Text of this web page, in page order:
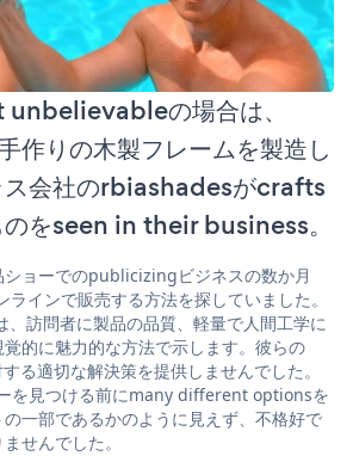
の場合は、
りの木製フレームを製造し
ス会社のrbiashadesがcrafts
をseen in their business。
ショーでのpublicizingビジネスの数か月
インで販売する方法を探していました。
訪問者に製品の品質、軽量で人間工学に
的に魅力的な方法で示します。彼らの
る適切な解決策を提供しませんでした。
を見つける前にmany different optionsを
一部であるかのように見えず、不格好で
せんでした。